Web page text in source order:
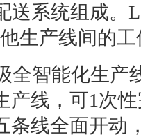
送系统组成。
生产线间的
全智能化生产
产线，可1次
条线全面开动